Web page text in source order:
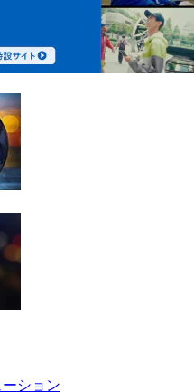
ション